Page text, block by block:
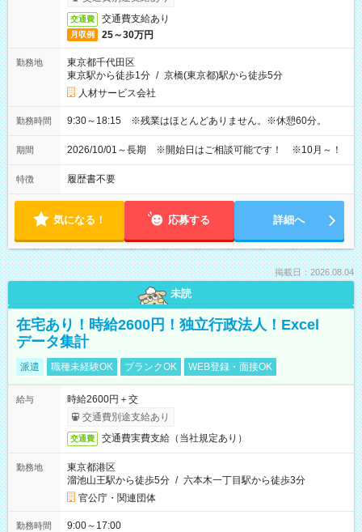
交通費 交通費支給あり
月収例 25～30万円
勤務地
東京都千代田区
東京駅から徒歩1分 / 京橋(東京都)駅から徒歩5分
人材サービス会社
勤務時間 9:30～18:15 ※残業はほとんどありません。※休憩60分。
期間 2026/10/01～長期 ※開始日はご相談可能です！ ※10月～！
特徴 履歴書不要
気になる！ 応募する 詳細へ
掲載日：2026.08.04
未読
在宅あり！時給2600円！独立行政法人！Excel
データ集計
派遣 職種未経験OK ブランクOK WEB登録・面接OK
給与
時給2600円＋交
交通費別途支給あり
交通費 交通費実費支給（当社規定あり）
勤務地
東京都港区
溜池山王駅から徒歩5分 / 六本木一丁目駅から徒歩3分
官公庁・関連団体
勤務時間 9:00～17:00